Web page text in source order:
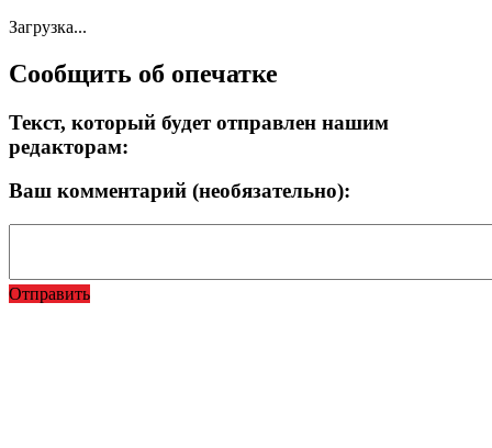
Загрузка...
Сообщить об опечатке
Текст, который будет отправлен нашим
редакторам:
Ваш комментарий (необязательно):
Отправить